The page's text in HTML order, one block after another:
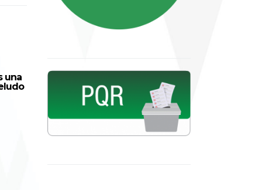
una
2018